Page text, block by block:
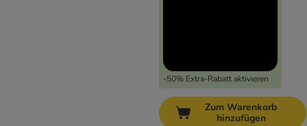
-50% Extra-Rabatt aktivieren
Zum Warenkorb
hinzufügen